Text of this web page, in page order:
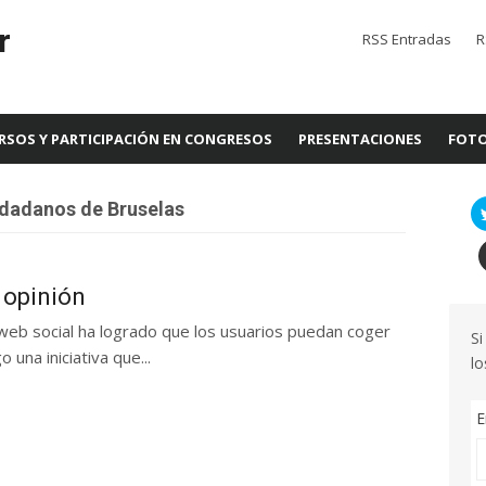
RSS Entradas
Y PARTICIPACIÓN EN CONGRESOS PRESENTACIONES
de Bruselas
opinión
social ha logrado que los usuarios puedan coger
una iniciativa que...